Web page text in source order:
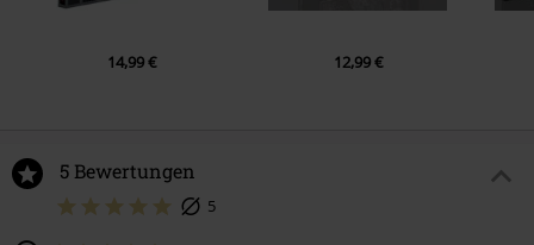
14,99 € 12,99 €
5 Bewertungen
5